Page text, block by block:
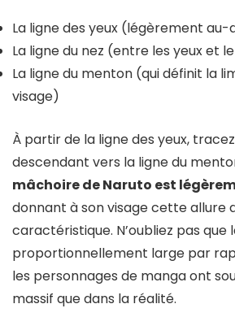
La ligne des yeux (légèrement
La ligne du nez (entre les yeux et
La ligne du menton (qui définit la
visage)
À partir de la ligne des yeux,
descendant vers la ligne du
mâchoire de Naruto est
donnant à son visage cette allure
caractéristique. N’oubliez pas
proportionnellement large par
les personnages de manga ont
massif que dans la réalité.